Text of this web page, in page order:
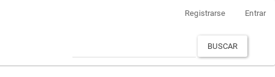
Registrarse Entrar
BUSCAR